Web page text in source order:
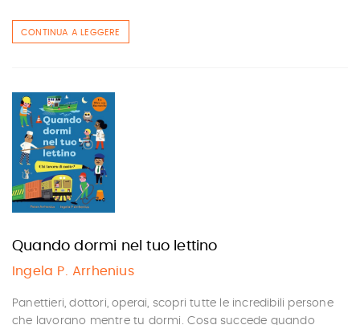
CONTINUA A LEGGERE
Quando dormi nel tuo lettino
Ingela P. Arrhenius
Panettieri, dottori, operai, scopri tutte le incredibili persone
che lavorano mentre tu dormi. Cosa succede quando